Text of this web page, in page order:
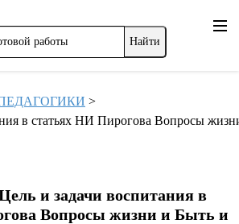
>
в статьях НИ Пирогова Вопросы
и задачи воспитания в
Вопросы жизни и Быть и